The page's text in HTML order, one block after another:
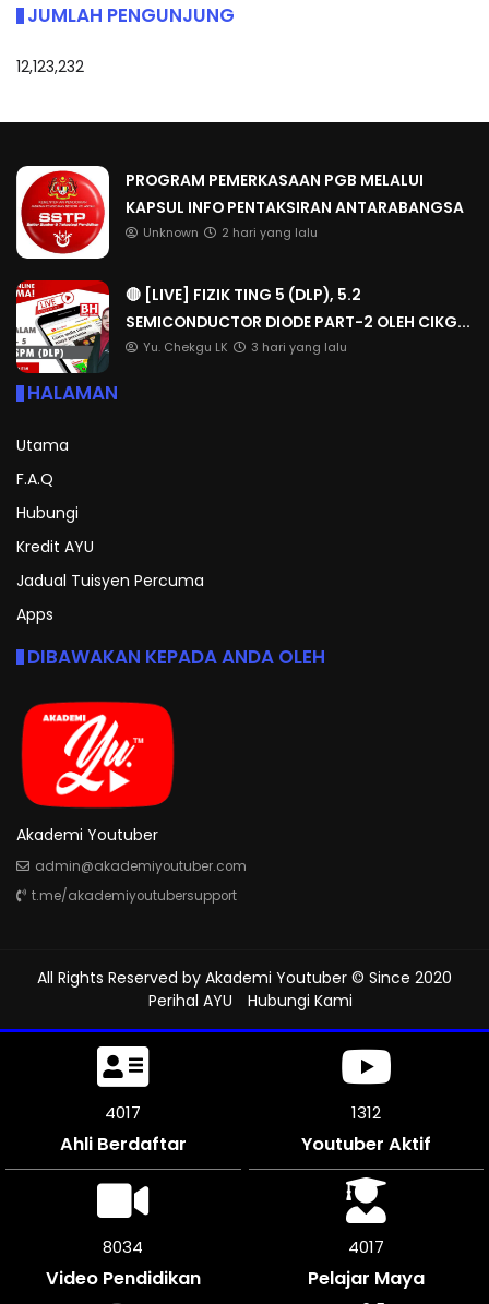
JUMLAH PENGUNJUNG
12,123,232
PROGRAM PEMERKASAAN PGB MELALUI
KAPSUL INFO PENTAKSIRAN ANTARABANGSA
Unknown 2 hari yang lalu
🔴 [LIVE] FIZIK TING 5 (DLP), 5.2
SEMICONDUCTOR DIODE PART-2 OLEH CIKG...
Yu. Chekgu LK 3 hari yang lalu
HALAMAN
Utama
F.A.Q
Hubungi
Kredit AYU
Jadual Tuisyen Percuma
Apps
DIBAWAKAN KEPADA ANDA OLEH
Akademi Youtuber
admin@akademiyoutuber.com
t.me/akademiyoutubersupport
All Rights Reserved by Akademi Youtuber © Since 2020
Perihal AYU
Hubungi Kami
4401
Ahli Berdaftar
1312
Youtuber Aktif
8802
Video Pendidikan
4401
Pelajar Maya